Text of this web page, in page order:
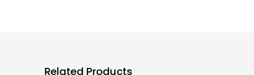
Related Products